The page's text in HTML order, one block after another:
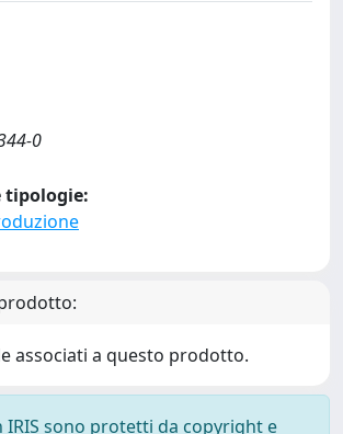
0
tipologie:
associati a questo prodotto.
IRIS sono protetti da copyright e